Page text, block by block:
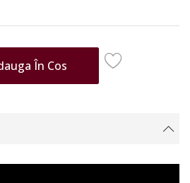
În Cos